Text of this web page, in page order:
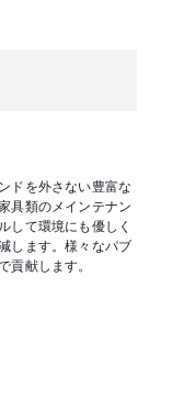
ドを外さない豊富な
具類のメインテナン
して環境にも優しく
します。様々なパブ
貢献します。